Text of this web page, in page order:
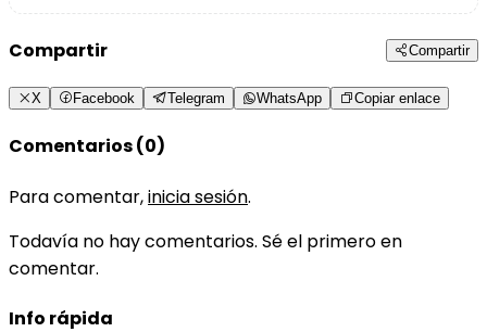
Compartir Compartir
X Facebook Telegram WhatsApp Copiar enlace
Comentarios (0)
Para comentar,inicia sesión.
Todavía no hay comentarios. Sé el primero en
comentar.
Info rápida